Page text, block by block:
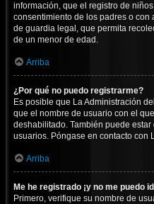
información, que el registro de
consentimiento de los padres o
de guardia legal, que permita
de un menor de edad.
Arriba
¿Por qué no puedo registrarme?
Es posible que La Administración
que el nombre de usuario con el
deshabilitado. También puede
usuarios. Póngase en contacto con
Arriba
Me he registrado ¡y no me puedo
Primero, verifique su nombre de